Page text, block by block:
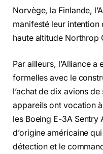
Norvège, la Finlande,
manifesté leur intention
haute altitude Northrop
Par ailleurs, l’Alliance
formelles avec le
l’achat de dix avions
appareils ont vocation
les Boeing E-3A Sentry
d’origine américaine
détection et le